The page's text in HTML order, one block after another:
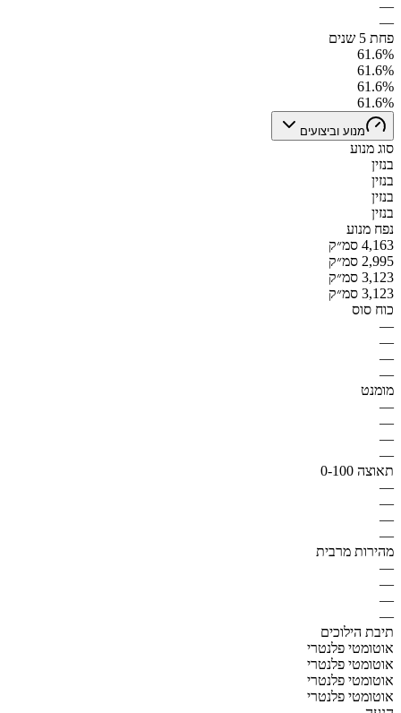
—
—
פחת 5 שנים
61.6%
61.6%
61.6%
61.6%
מנוע וביצועים
סוג מנוע
בנזין
בנזין
בנזין
בנזין
נפח מנוע
4,163 סמ״ק
2,995 סמ״ק
3,123 סמ״ק
3,123 סמ״ק
כוח סוס
—
—
—
—
מומנט
—
—
—
—
תאוצה 0-100
—
—
—
—
מהירות מרבית
—
—
—
—
תיבת הילוכים
אוטומטי פלנטרי
אוטומטי פלנטרי
אוטומטי פלנטרי
אוטומטי פלנטרי